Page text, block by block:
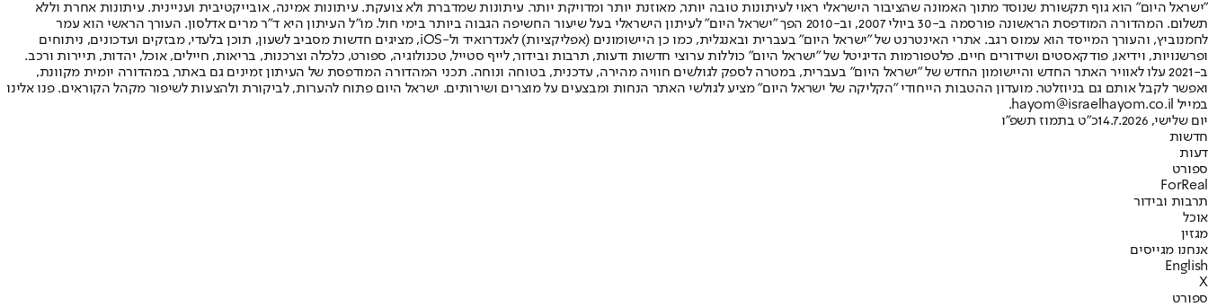
"ישראל היום" הוא גוף תקשורת שנוסד מתוך האמונה שהציבור הישראלי ראוי לעיתונות טובה יותר, מאוזנת יותר ומדויקת יותר. עיתונות שמדברת ולא צועקת. עיתונות אמינה, אובייקטיבית ועניינית. עיתונות אחרת וללא
תשלום. המהדורה המודפסת הראשונה פורסמה ב-30 ביולי 2007, וב-2010 הפך "ישראל היום" לעיתון הישראלי בעל שיעור החשיפה הגבוה ביותר בימי חול. מו"ל העיתון היא ד"ר מרים אדלסון. העורך הראשי הוא עמר
לחמנוביץ, והעורך המייסד הוא עמוס רגב. אתרי האינטרנט של "ישראל היום" בעברית ובאנגלית, כמו כן היישומונים (אפליקציות) לאנדרואיד ול-iOS, מציגים חדשות מסביב לשעון, תוכן בלעדי, מבזקים ועדכונים, ניתוחים
ופרשנויות, וידיאו, פודקאסטים ושידורים חיים. פלטפורמות הדיגיטל של "ישראל היום" כוללות ערוצי חדשות ודעות, תרבות ובידור, לייף סטייל, טכנולוגיה, ספורט, כלכלה וצרכנות, בריאות, חיילים, אוכל, יהדות, תיירות ורכב.
ב-2021 עלו לאוויר האתר החדש והיישומון החדש של "ישראל היום" בעברית, במטרה לספק לגולשים חוויה מהירה, עדכנית, בטוחה ונוחה. תכני המהדורה המודפסת של העיתון זמינים גם באתר, במהדורה יומית מקוונת,
ואפשר לקבל אותם גם בניוזלטר. מועדון ההטבות הייחודי "הקליקה של ישראל היום" מציע לגולשי האתר הנחות ומבצעים על מוצרים ושירותים. ישראל היום פתוח להערות, לביקורת ולהצעות לשיפור מקהל הקוראים. פנו אלינו
במייל hayom@israelhayom.co.il.
יום שלישי, 14.7.2026
כ"ט בתמוז תשפ"ו
חדשות
דעות
ספורט
ForReal
תרבות ובידור
אוכל
מגזין
אנחנו מגייסים
English
X
ספורט